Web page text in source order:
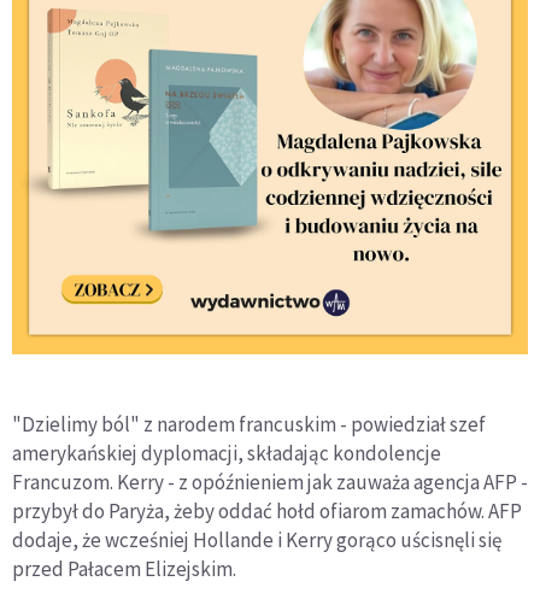
"Dzielimy ból" z narodem francuskim - powiedział szef
amerykańskiej dyplomacji, składając kondolencje
Francuzom. Kerry - z opóźnieniem jak zauważa agencja AFP -
przybył do Paryża, żeby oddać hołd ofiarom zamachów. AFP
dodaje, że wcześniej Hollande i Kerry gorąco uścisnęli się
przed Pałacem Elizejskim.